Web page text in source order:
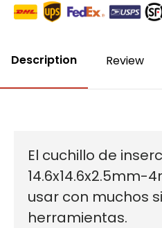
Description Review
El cuchillo de
14.6x14.6x2.5mm-
usar con muchos
herramientas.